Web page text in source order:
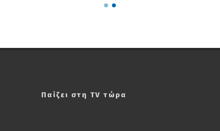
Παίζει στη TV τώρα